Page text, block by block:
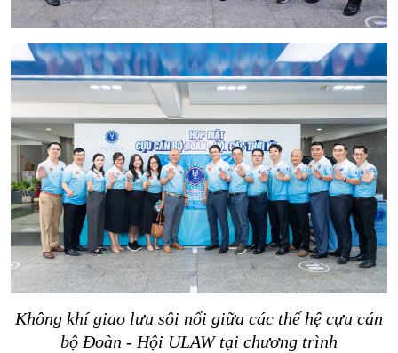
Không khí giao lưu sôi nổi giữa các thế hệ cựu cán
bộ Đoàn - Hội ULAW tại chương trình